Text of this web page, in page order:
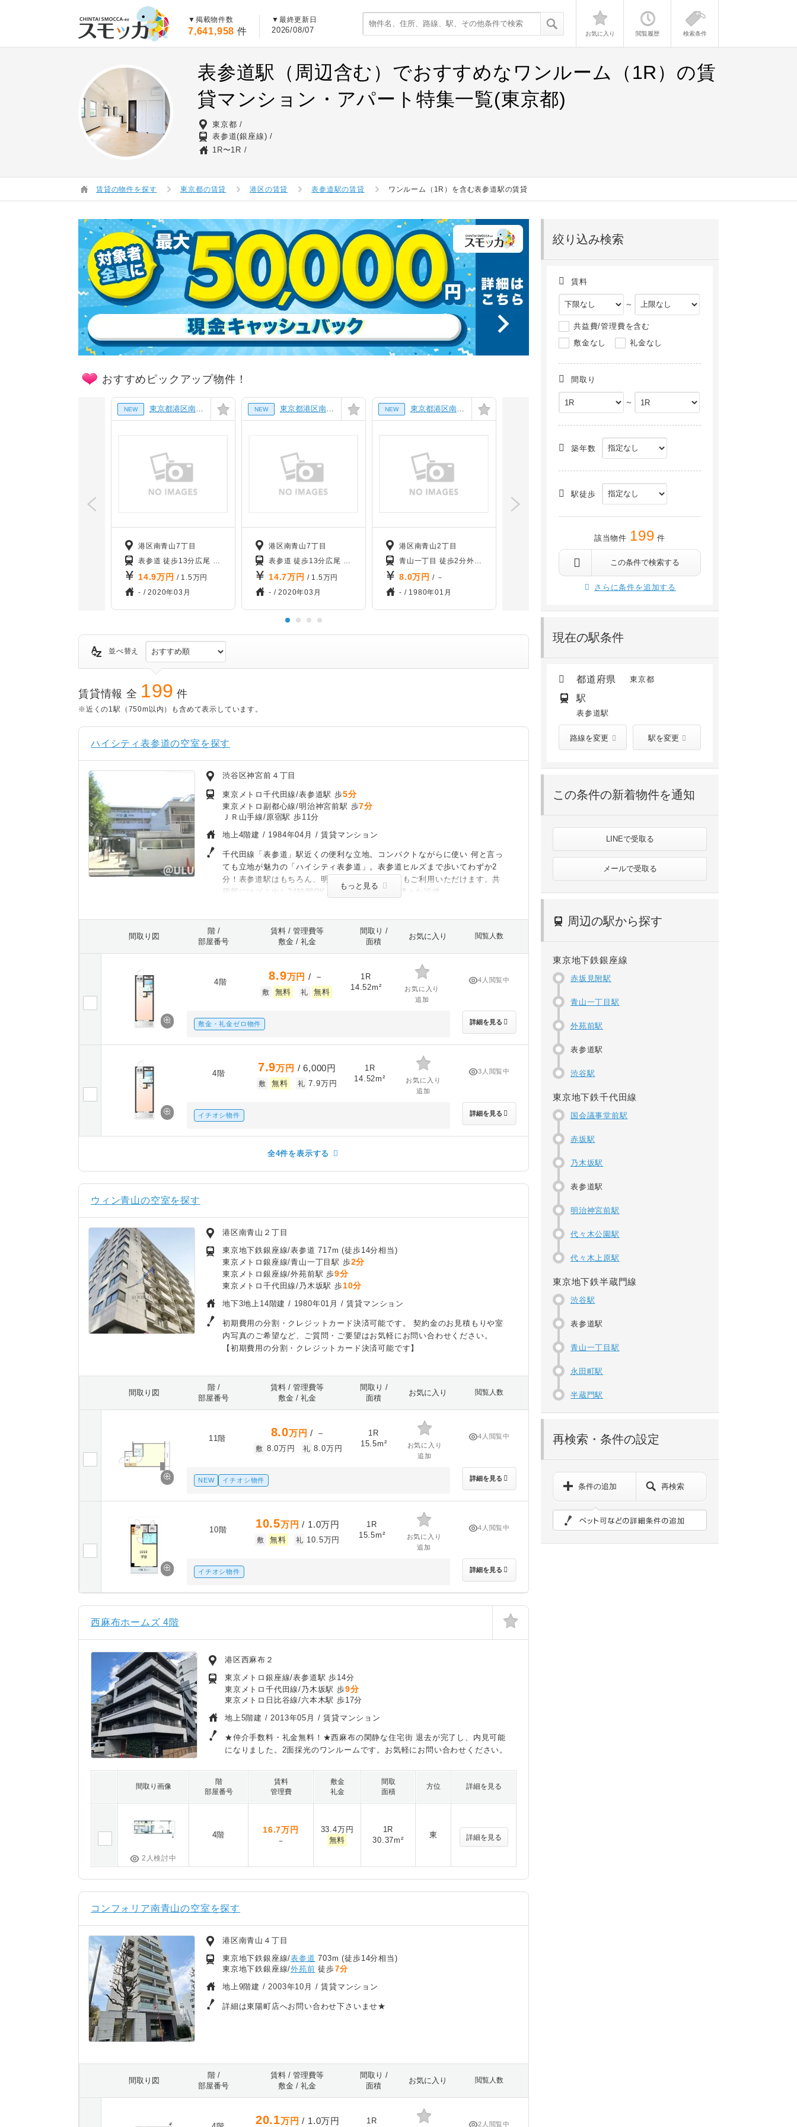
▼掲載物件数
7,641,958 件
▼最終更新日
2026/08/07 お気に入り 閲覧履歴 検索条件
表参道駅（周辺含む）でおすすめなワンルーム（1R）の賃
貸マンション・アパート特集一覧(東京都)
東京都
表参道(銀座線)
1R〜1R
賃貸の物件を探す 東京都の賃貸 港区の賃貸 表参道駅の賃貸 ワンルーム（1R）を含む表参道駅の賃貸
絞り込み検索
賃料
～
共益費/管理費を含む
敷金なし
礼金なし
間取り
～
築年数
駅徒歩
該当物件 199 件
この条件で検索する
さらに条件を追加する
現在の駅条件
都道府県 東京都
駅
表参道駅
路線を変更 駅を変更
この条件の新着物件を通知
LINEで受取る
メールで受取る
周辺の駅から探す
東京地下鉄銀座線
赤坂見附駅
青山一丁目駅
外苑前駅
表参道駅
渋谷駅
東京地下鉄千代田線
国会議事堂前駅
赤坂駅
乃木坂駅
表参道駅
明治神宮前駅
代々木公園駅
代々木上原駅
東京地下鉄半蔵門線
渋谷駅
表参道駅
青山一丁目駅
永田町駅
半蔵門駅
再検索・条件の設定
条件の追加 再検索
おすすめピックアップ物件！
NEW 東京都港区南青山7丁目の賃貸マンション
港区南青山7丁目
表参道 徒歩13分広尾 徒歩14分
14.9万円 / 1.5万円
- /2020年03月
NEW 東京都港区南青山7丁目の賃貸マンション
港区南青山7丁目
表参道 徒歩13分広尾 徒歩14分
14.7万円 / 1.5万円
- /2020年03月
NEW 東京都港区南青山2丁目の賃貸マンション
港区南青山2丁目
青山一丁目 徒歩2分外苑前 徒歩9分 乃木坂 徒歩11分
8.0万円 / －
- / 1980年01月
乃木坂 徒歩7分六本木 徒歩10分
33.0万円/ 1.0万円
2階 /1997年10月
並べ替え
賃貸情報 全 199 件
※近くの1駅（750m以内）も含めて表示しています。
ハイシティ表参道の空室を探す
渋谷区神宮前４丁目
東京メトロ千代田線/表参道駅 歩5分
東京メトロ副都心線/明治神宮前駅 歩7分
ＪＲ山手線/原宿駅 歩11分
地上4階建 / 1984年04月 / 賃貸マンション
千代田線「表参道」駅近くの便利な立地。コンパクトながらに使い 何と言っ
ても立地が魅力の「ハイシティ表参道」。表参道ヒルズまで歩いてわずか2
分！表参道駅はもちろん、明治神宮前駅、原宿駅もご利用いただけます。共
用部にはゴミ出し24時間OK・宅配ボックスなど様々な設備
もっと見る
間取り図
階 /
部屋番号
賃料 / 管理費等
敷金 / 礼金
間取り /
面積
お気に入り 閲覧人数
4階 8.9万円 / －
敷 無料 礼 無料
1R
14.52m²
お気に入り
追加
敷金・礼金ゼロ物件
4人閲覧中
詳細を見る
4階 7.9万円 / 6,000円
敷 無料 礼 7.9万円
1R
14.52m²
お気に入り
追加
イチオシ物件
3人閲覧中
詳細を見る
全4件を表示する
ウィン青山の空室を探す
港区南青山２丁目
東京地下鉄銀座線/表参道 717m (徒歩14分相当)
東京メトロ銀座線/青山一丁目駅 歩2分
東京メトロ銀座線/外苑前駅 歩9分
東京メトロ千代田線/乃木坂駅 歩10分
地下3地上14階建 / 1980年01月 / 賃貸マンション
初期費用の分割・クレジットカード決済可能です。 契約金のお見積もりや室
内写真のご希望など、ご質問・ご要望はお気軽にお問い合わせください。
【初期費用の分割・クレジットカード決済可能です】
間取り図
階 /
部屋番号
賃料 / 管理費等
敷金 / 礼金
間取り /
面積
お気に入り 閲覧人数
11階 8.0万円 / －
敷 8.0万円 礼 8.0万円
1R
15.5m²
お気に入り
追加
NEW イチオシ物件
4人閲覧中
詳細を見る
10階 10.5万円 / 1.0万円
敷 無料 礼 10.5万円
1R
15.5m²
お気に入り
追加
イチオシ物件
4人閲覧中
詳細を見る
西麻布ホームズ 4階
港区西麻布２
東京メトロ銀座線/表参道駅 歩14分
東京メトロ千代田線/乃木坂駅 歩9分
東京メトロ日比谷線/六本木駅 歩17分
地上5階建 /2013年05月 / 賃貸マンション
★仲介手数料・礼金無料！★西麻布の閑静な住宅街 退去が完了し、内見可能
になりました。2面採光のワンルームです。お気軽にお問い合わせください。
間取り画像
階
部屋番号
賃料
管理費
敷金
礼金
間取
面積
方位 詳細を見る
2人検討中
4階
16.7万円
－
33.4万円
無料
1R
30.37m²
東 詳細を見る
コンフォリア南青山の空室を探す
港区南青山４丁目
東京地下鉄銀座線/表参道 703m (徒歩14分相当)
東京地下鉄銀座線/外苑前 徒歩7分
地上9階建 /2003年10月 / 賃貸マンション
詳細は東陽町店へお問い合わせ下さいませ★
間取り図
階 /
部屋番号
賃料 / 管理費等
敷金 / 礼金
間取り /
面積
お気に入り 閲覧人数
20.1万円 / 1.0万円 1R 2人閲覧中